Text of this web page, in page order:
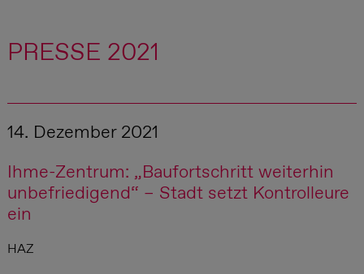
PRESSE 2021
14. Dezember 2021
Ihme-Zentrum: „Baufortschritt weiterhin
unbefriedigend“ – Stadt setzt Kontrolleure
ein
HAZ